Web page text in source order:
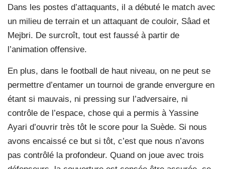
Dans les postes d’attaquants, il a débuté le match avec
un milieu de terrain et un attaquant de couloir, Sâad et
Mejbri. De surcroît, tout est faussé à partir de
l’animation offensive.
En plus, dans le football de haut niveau, on ne peut se
permettre d’entamer un tournoi de grande envergure en
étant si mauvais, ni pressing sur l’adversaire, ni
contrôle de l’espace, chose qui a permis à Yassine
Ayari d’ouvrir très tôt le score pour la Suède. Si nous
avons encaissé ce but si tôt, c’est que nous n’avons
pas contrôlé la profondeur. Quand on joue avec trois